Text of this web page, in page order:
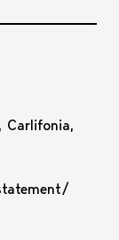
Carlifonia,